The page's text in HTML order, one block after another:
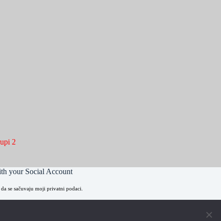
2
your Social Account
se sačuvaju moji privatni podaci.